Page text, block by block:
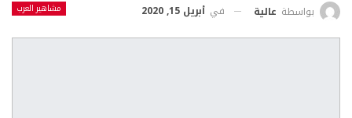
مشاهير العرب بواسطة عالية في أبريل 15, 2020